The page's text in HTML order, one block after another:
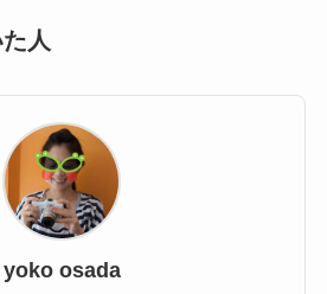
人
yoko osada